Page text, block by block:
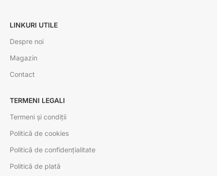
LINKURI UTILE
Despre noi
Magazin
Contact
TERMENI LEGALI
Termeni și condiții
Politică de cookies
Politică de confidențialitate
Politică de plată